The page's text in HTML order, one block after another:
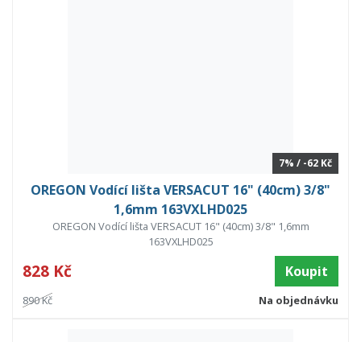
7% / -62 Kč
OREGON Vodící lišta VERSACUT 16" (40cm) 3/8"
1,6mm 163VXLHD025
OREGON Vodící lišta VERSACUT 16" (40cm) 3/8" 1,6mm
163VXLHD025
828 Kč Koupit
890 Kč Na objednávku